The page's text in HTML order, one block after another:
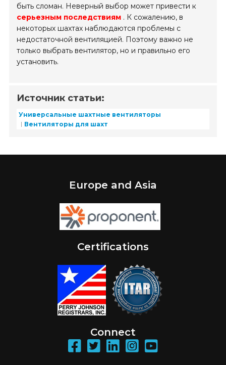
быть сломан. Неверный выбор может привести к
серьезным последствиям . К сожалению, в
некоторых шахтах наблюдаются проблемы с
недостаточной вентиляцией. Поэтому важно не
только выбрать вентилятор, но и правильно его
установить.
Источник статьи:
Универсальные шахтные вентиляторы
Вентиляторы для шахт
Europe and Asia
Certifications
Connect